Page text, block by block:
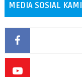
MEDIA SOSIAL KAMI